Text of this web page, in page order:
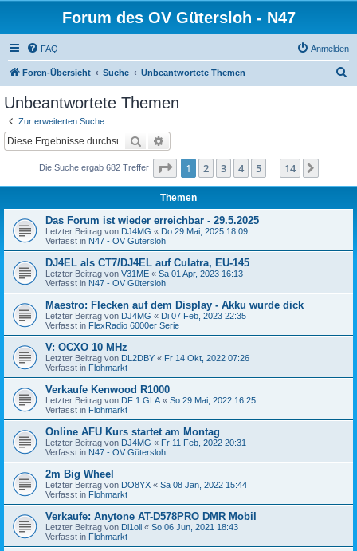
Forum des OV Gütersloh - N47
FAQ Anmelden
Foren-Übersicht Suche Unbeantwortete Themen
Unbeantwortete Themen
Zur erweiterten Suche
Suche
Die Suche ergab 682 Treffer Seite 1von 14
1 2 3 4 5 14
Themen
Das Forum ist wieder erreichbar - 29.5.2025
Letzter Beitrag von DJ4MG « Do 29 Mai, 2025 18:09
Verfasst in N47 - OV Gütersloh
DJ4EL als CT7/DJ4EL auf Culatra, EU-145
Letzter Beitrag von V31ME « Sa 01 Apr, 2023 16:13
Verfasst in N47 - OV Gütersloh
Maestro: Flecken auf dem Display - Akku wurde dick
Letzter Beitrag von DJ4MG « Di 07 Feb, 2023 22:35
Verfasst in FlexRadio 6000er Serie
V: OCXO 10 MHz
Letzter Beitrag von DL2DBY « Fr 14 Okt, 2022 07:26
Verfasst in Flohmarkt
Verkaufe Kenwood R1000
Letzter Beitrag von DF 1 GLA « So 29 Mai, 2022 16:25
Verfasst in Flohmarkt
Online AFU Kurs startet am Montag
Letzter Beitrag von DJ4MG « Fr 11 Feb, 2022 20:31
Verfasst in N47 - OV Gütersloh
2m Big Wheel
Letzter Beitrag von DO8YX « Sa 08 Jan, 2022 15:44
Verfasst in Flohmarkt
Verkaufe: Anytone AT-D578PRO DMR Mobil
Letzter Beitrag von Dl1oli « So 06 Jun, 2021 18:43
Verfasst in Flohmarkt